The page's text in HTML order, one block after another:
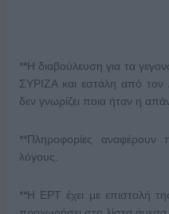
**Η διαβούλευση για τα
ΣΥΡΙΖΑ και εστάλη από τον
δεν γνωρίζει ποια ήταν η
**Πληροφορίες αναφέρουν
λόγους.
**Η ΕΡΤ έχει με επιστολή